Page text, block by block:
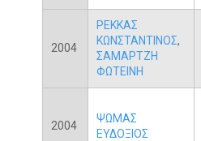
2004
ΡΕΚΚΑΣ
ΚΩΝΣΤΑΝΤΙΝΟΣ,
ΣΑΜΑΡΤΖΗ
ΦΩΤΕΙΝΗ
2004
ΨΩΜΑΣ
ΕΥΔΟΞΙΟΣ